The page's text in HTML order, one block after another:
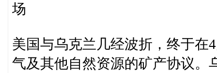
场
美国与乌克兰几经波折，终于在
气及其他自然资源的矿产协议。